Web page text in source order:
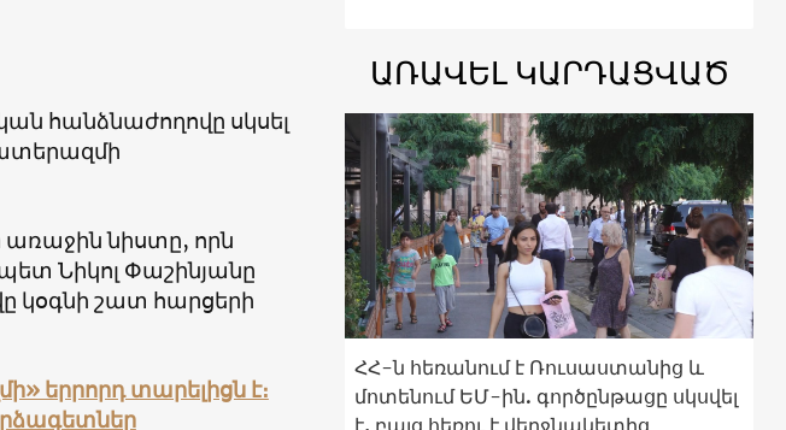
հանձնաժողովը սկսել
առաջին նիստը, որն
Նիկոլ Փաշինյանը
կօգնի շատ հարցերի
երրորդ տարելիցն է։
ԱՌԱՎԵԼ ԿԱՐԴԱՑՎԱԾ
ՀՀ-ն հեռանում է Ռուսաստանից և
մոտենում ԵՄ-ին. գործընթացը սկսվել
է, բայց հեռու է վերջնակետից